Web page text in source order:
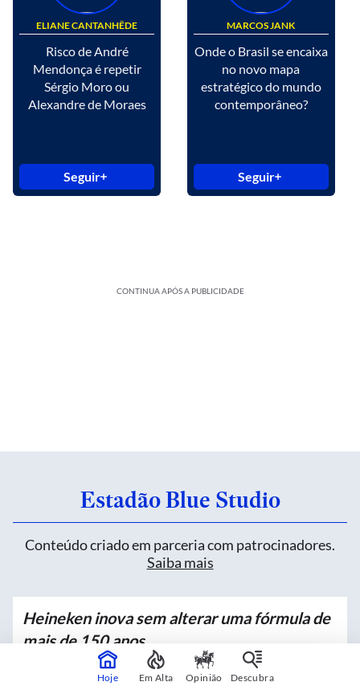
ELIANE CANTANHÊDE
Risco de André
Mendonça é repetir
Sérgio Moro ou
Alexandre de Moraes
Seguir
MARCOS JANK
Onde o Brasil se encaixa
no novo mapa
estratégico do mundo
contemporâneo?
Seguir
CONTINUA APÓS A PUBLICIDADE
Estadão Blue Studio
Conteúdo criado em parceria com patrocinadores.
Saiba mais
Heineken inova sem alterar uma fórmula de
mais de 150 anos
Patrocinado porHoje Em Alta Opinião Descubra